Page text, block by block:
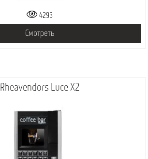
4293
Смотреть
Rheavendors Luce X2